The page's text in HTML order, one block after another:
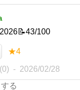
100
★4
2026/02/28